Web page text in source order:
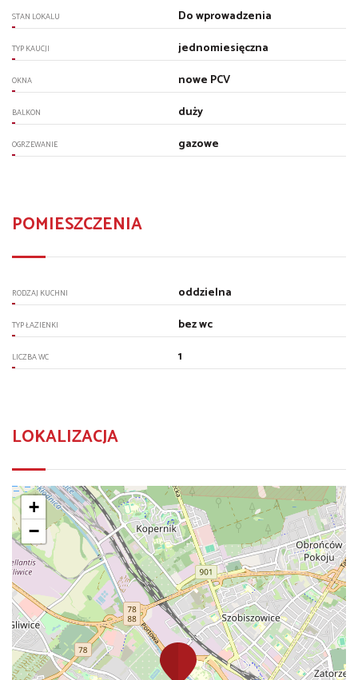
STAN LOKALU Do wprowadzenia
TYP KAUCJI jednomiesięczna
OKNA nowe PCV
BALKON duży
OGRZEWANIE gazowe
POMIESZCZENIA
RODZAJ KUCHNI oddzielna
TYP ŁAZIENKI bez wc
LICZBA WC 1
LOKALIZACJA
+
−